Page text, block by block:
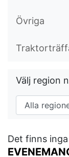
Övriga
Välj region
Det finns